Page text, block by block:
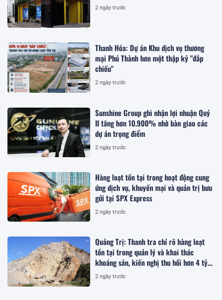
2 ngày trước
Thanh Hóa: Dự án Khu dịch vụ thương
mại Phú Thành hơn một thập kỷ "đắp
chiếu"
2 ngày trước
Sunshine Group ghi nhận lợi nhuận Quý
II tăng hơn 10.900% nhờ bàn giao các
dự án trọng điểm
2 ngày trước
Hàng loạt tồn tại trong hoạt động cung
ứng dịch vụ, khuyến mại và quản trị bưu
gửi tại SPX Express
2 ngày trước
Quảng Trị: Thanh tra chỉ rõ hàng loạt
tồn tại trong quản lý và khai thác
khoáng sản, kiến nghị thu hồi hơn 4 tỷ
đồng
2 ngày trước